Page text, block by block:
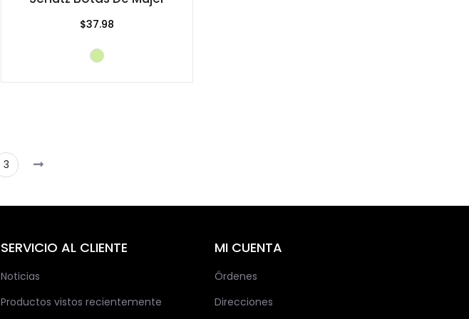
$37.98
3
SERVICIO AL CLIENTE
Noticias
Productos vistos recientemente
MI CUENTA
Órdenes
Direcciones